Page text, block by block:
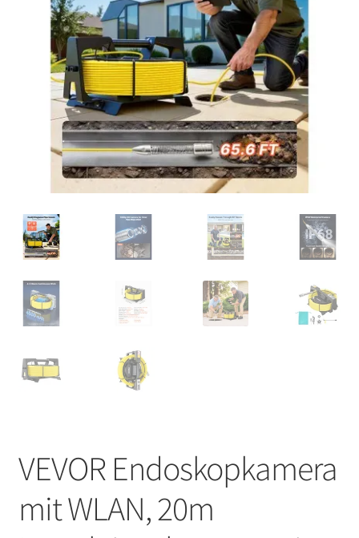
VEVOR Endoskopkamera
mit WLAN, 20m